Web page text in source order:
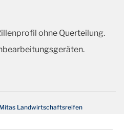
ohne Querteilung.
Landwirtschaftsreifen